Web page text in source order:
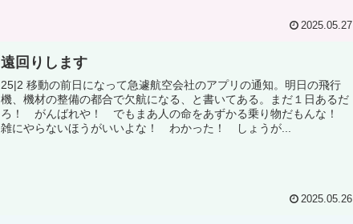
2025.05.27
遠回りします
25|2 移動の前日になって急遽航空会社のアプリの通知。明日の飛行
機、機材の整備の都合で欠航になる、と書いてある。まだ１日あるだ
ろ！ がんばれや！ でもまあ人の命をあずかる乗り物だもんな！
雑にやらないほうがいいよな！ わかった！ しょうが...
2025.05.26